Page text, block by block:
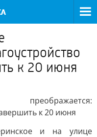
к 20 июня
к 20 июня
и на улице